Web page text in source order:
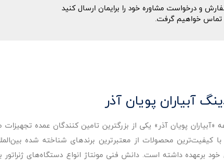
و درخواست مشاوره خود را برایمان ارسال کنید
تماس خواهیم گرفت.
آبیاران پویان آذر
«آبیاران پویان آذر» یکی از بزرگترین تامین کنندگان عمده
خود برعهده داشته است. دانش فنی مونتاژ انواع دستگاه‌های ژنراتور